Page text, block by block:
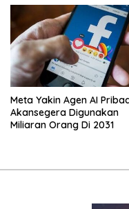
Meta Yakin Agen AI
Akansegera Digunakan
Miliaran Orang Di 2031